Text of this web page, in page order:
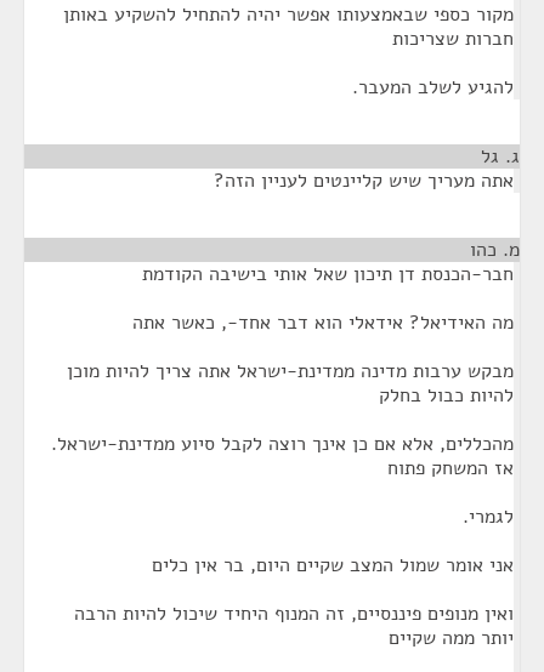
מקור כספי שבאמצעותו אפשר יהיה להתחיל להשקיע באותן
חברות שצריכות
להגיע לשלב המעבר.
ג. גל
אתה מעריך שיש קליינטים לעניין הזה?
מ. כהו
חבר-הכנסת דן תיכון שאל אותי בישיבה הקודמת
מה האידיאל? אידאלי הוא דבר אחד-, כאשר אתה
מבקש ערבות מדינה ממדינת-ישראל אתה צריך להיות מוכן
להיות כבול בחלק
מהכללים, אלא אם כן אינך רוצה לקבל סיוע ממדינת-ישראל.
אז המשחק פתוח
לגמרי.
אני אומר שמול המצב שקיים היום, בר אין כלים
ואין מנופים פיננסיים, זה המנוף היחיד שיכול להיות הרבה
יותר ממה שקיים